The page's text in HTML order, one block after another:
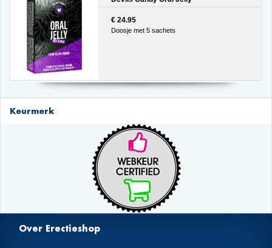
€ 24.95
Doosje met 5 sachets
Keurmerk
Over Erectieshop